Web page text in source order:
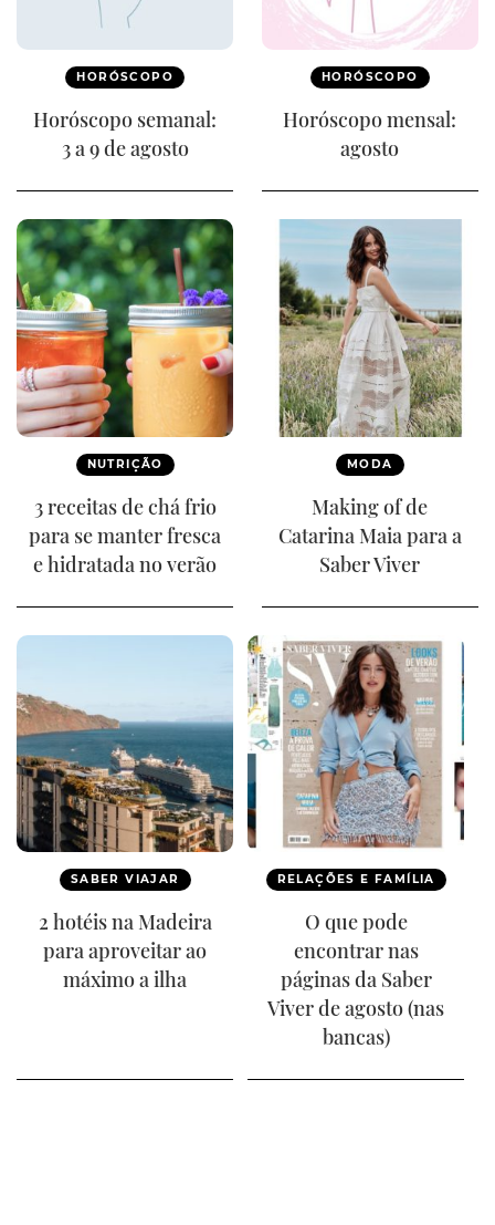
HORÓSCOPO
Horóscopo semanal:
3 a 9 de agosto
HORÓSCOPO
Horóscopo mensal:
agosto
NUTRIÇÃO
3 receitas de chá frio
para se manter fresca
e hidratada no verão
MODA
Making of de
Catarina Maia para a
Saber Viver
SABER VIAJAR
2 hotéis na Madeira
para aproveitar ao
máximo a ilha
RELAÇÕES E FAMÍLIA
O que pode
encontrar nas
páginas da Saber
Viver de agosto (nas
bancas)